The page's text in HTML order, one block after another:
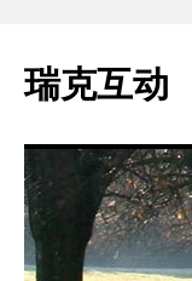
瑞克互动